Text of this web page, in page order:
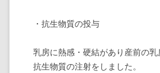
・抗生物質の投与
乳房に熱感・硬結があり産前の
抗生物質の注射をしました。